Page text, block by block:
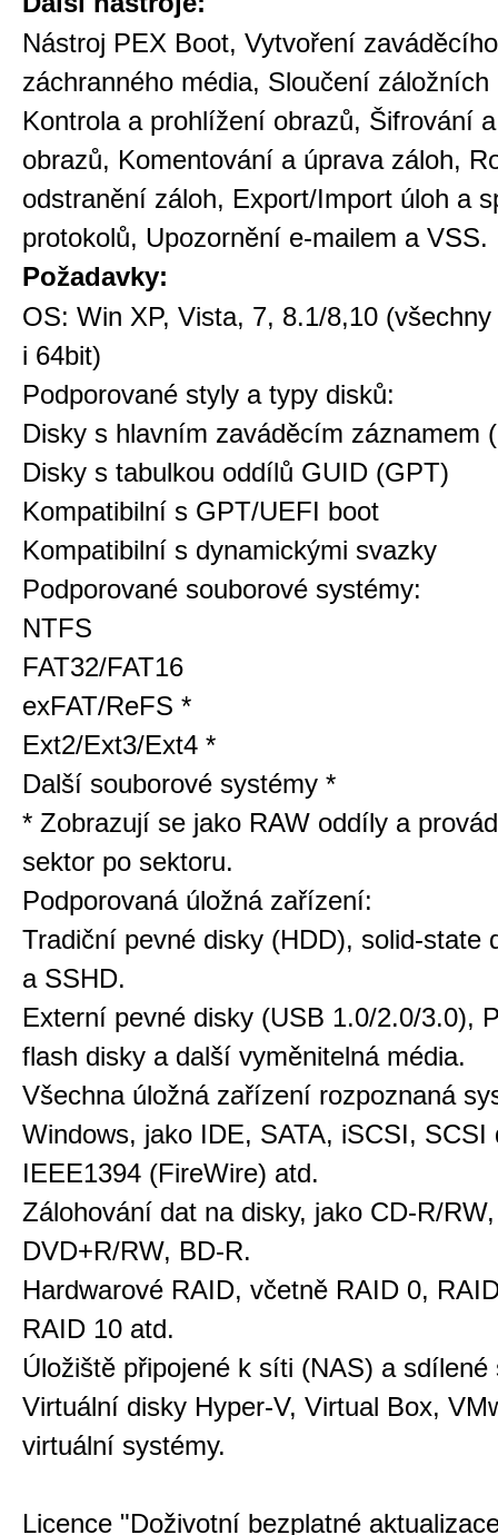
Nástroj PEX Boot, Vytvoření zaváděcího
záchranného média, Sloučení záložních
Kontrola a prohlížení obrazů, Šifrování
obrazů, Komentování a úprava záloh,
odstranění záloh, Export/Import úloh a
protokolů, Upozornění e-mailem a VSS.
Požadavky:
OS: Win XP, Vista, 7, 8.1/8,10
i 64bit)
Podporované styly a typy disků:
Disky s hlavním zaváděcím záznamem
Disky s tabulkou oddílů GUID (GPT)
Kompatibilní s GPT/UEFI boot
Kompatibilní s dynamickými svazky
Podporované souborové systémy:
NTFS
FAT32/FAT16
exFAT/ReFS *
Ext2/Ext3/Ext4 *
Další souborové systémy *
* Zobrazují se jako RAW oddíly a
sektor po sektoru.
Podporovaná úložná zařízení:
Tradiční pevné disky (HDD), solid-state
a SSHD.
Externí pevné disky (USB 1.0/2.0/3.0),
flash disky a další vyměnitelná média.
Všechna úložná zařízení rozpoznaná
Windows, jako IDE, SATA, iSCSI, SCSI
IEEE1394 (FireWire) atd.
Zálohování dat na disky, jako CD-R/
DVD+R/RW, BD-R.
Hardwarové RAID, včetně RAID 0,
RAID 10 atd.
Úložiště připojené k síti (NAS) a sdílené
Virtuální disky Hyper-V, Virtual Box,
virtuální systémy.
Licence "Doživotní bezplatné